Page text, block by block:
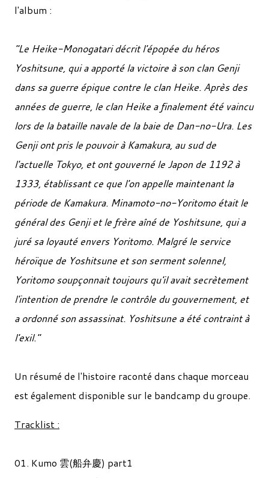
l'album :
"Le Heike-Monogatari décrit l'épopée du héros
Yoshitsune, qui a apporté la victoire à son clan Genji
dans sa guerre épique contre le clan Heike. Après des
années de guerre, le clan Heike a finalement été vaincu
lors de la bataille navale de la baie de Dan-no-Ura. Les
Genji ont pris le pouvoir à Kamakura, au sud de
l'actuelle Tokyo, et ont gouverné le Japon de 1192 à
1333, établissant ce que l'on appelle maintenant la
période de Kamakura. Minamoto-no-Yoritomo était le
général des Genji et le frère aîné de Yoshitsune, qui a
juré sa loyauté envers Yoritomo. Malgré le service
héroïque de Yoshitsune et son serment solennel,
Yoritomo soupçonnait toujours qu'il avait secrètement
l'intention de prendre le contrôle du gouvernement, et
a ordonné son assassinat. Yoshitsune a été contraint à
l'exil."
Un résumé de l'histoire raconté dans chaque morceau
est également disponible sur le bandcamp du groupe.
Tracklist :
01. Kumo 雲(船弁慶) part1